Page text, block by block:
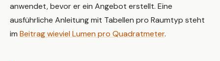
anwendet, bevor er ein Angebot erstellt. Eine
ausführliche Anleitung mit Tabellen pro Raumtyp steht
im Beitrag wieviel Lumen pro Quadratmeter.